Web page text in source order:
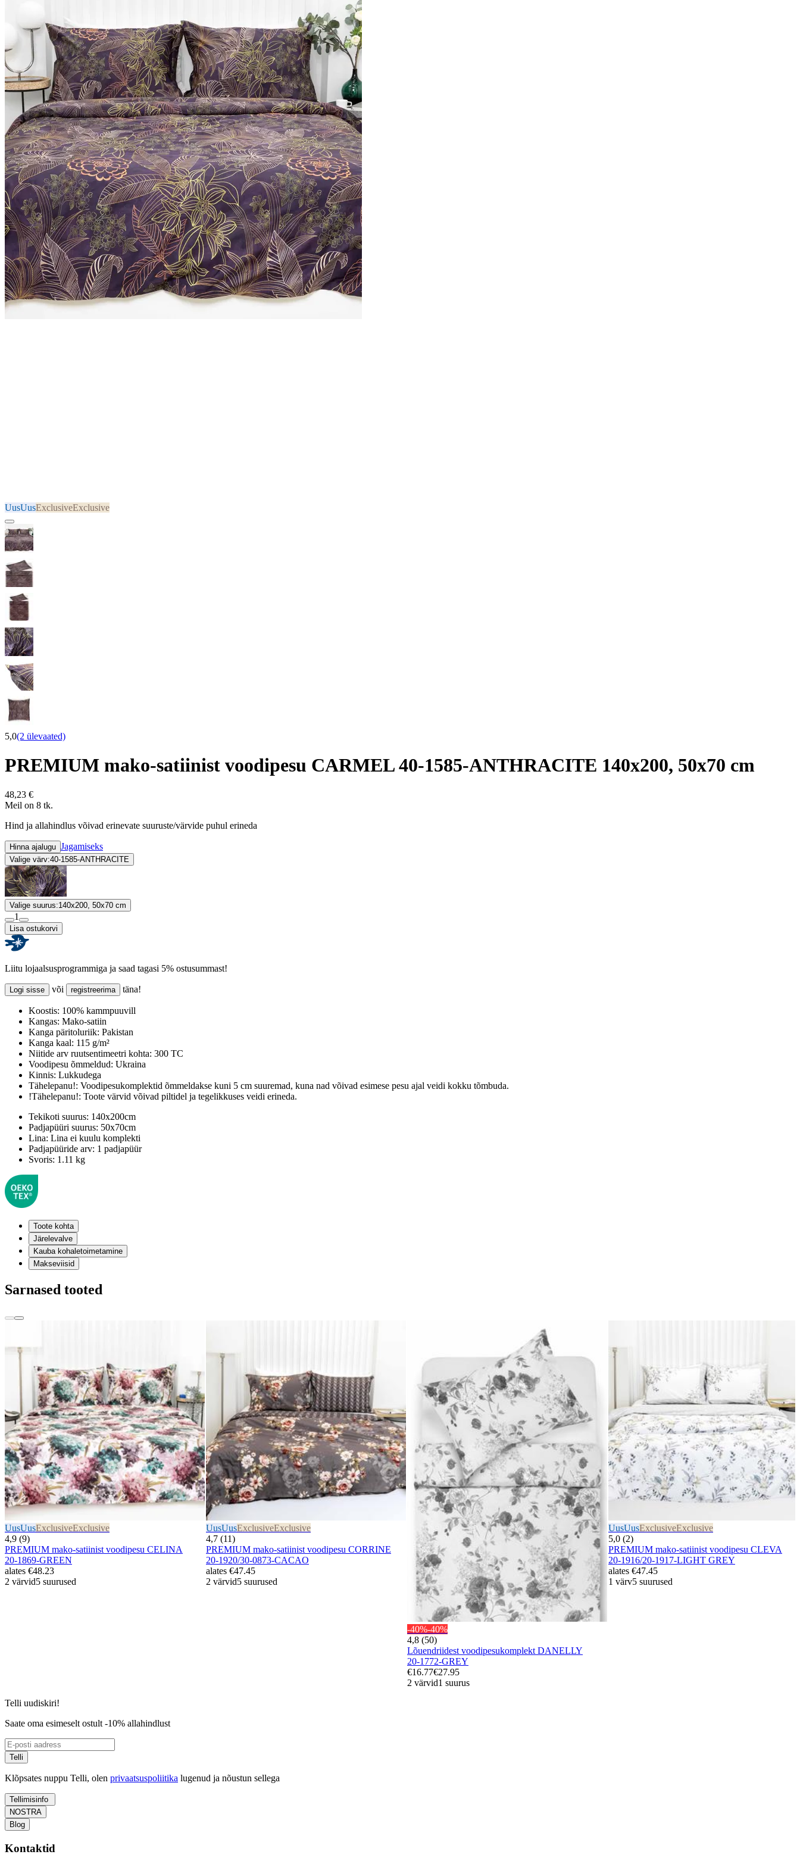
UusUusExclusiveExclusive
5,0(2 ülevaated)
PREMIUM mako-satiinist voodipesu CARMEL 40-1585-ANTHRACITE 140x200, 50x70 cm
48,23 €
Meil on 8 tk.
Hind ja allahindlus võivad erinevate suuruste/värvide puhul erineda
Hinna ajalugu Jagamiseks
Valige värv:40-1585-ANTHRACITE
Valige suurus:140x200, 50x70 cm
1
Lisa ostukorvi
Liitu lojaalsusprogrammiga ja saad tagasi 5% ostusummast!
Logi sisse või registreerima täna!
Koostis: 100% kammpuuvill
Kangas: Mako-satiin
Kanga päritoluriik: Pakistan
Kanga kaal: 115 g/m²
Niitide arv ruutsentimeetri kohta: 300 TC
Voodipesu õmmeldud: Ukraina
Kinnis: Lukkudega
Tähelepanu!: Voodipesukomplektid õmmeldakse kuni 5 cm suuremad, kuna nad võivad esimese pesu ajal veidi kokku tõmbuda.
!Tähelepanu!: Toote värvid võivad piltidel ja tegelikkuses veidi erineda.
Tekikoti suurus: 140x200cm
Padjapüüri suurus: 50x70cm
Lina: Lina ei kuulu komplekti
Padjapüüride arv: 1 padjapüür
Svoris: 1.11 kg
Toote kohta
Järelevalve
Kauba kohaletoimetamine
Makseviisid
Sarnased tooted
UusUusExclusiveExclusive
4,9 (9)
PREMIUM mako-satiinist voodipesu CELINA
20-1869-GREEN
alates €48.23
2 värvid5 suurused
UusUusExclusiveExclusive
4,7 (11)
PREMIUM mako-satiinist voodipesu CORRINE
20-1920/30-0873-CACAO
alates €47.45
2 värvid5 suurused
-40%-40%
4,8 (50)
Lõuendriidest voodipesukomplekt DANELLY
20-1772-GREY
€16.77€27.95
2 värvid1 suurus
UusUusExclusiveExclusive
5,0 (2)
PREMIUM mako-satiinist voodipesu CLEVA
20-1916/20-1917-LIGHT GREY
alates €47.45
1 värv5 suurused
Telli uudiskiri!
Saate oma esimeselt ostult -10% allahindlust
Telli
Klõpsates nuppu Telli, olen privaatsuspoliitika lugenud ja nõustun sellega
Tellimisinfo
NOSTRA
Blog
Kontaktid